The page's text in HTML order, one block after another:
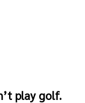
play golf.